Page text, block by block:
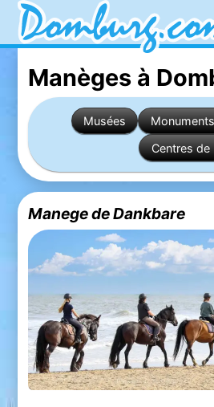
Manèges à
Musées Monuments
Centres de
Manege de Dankbare